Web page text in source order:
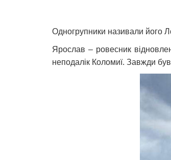
Одногрупники називали його
Ярослав – ровесник
неподалік Коломиї. Завжди